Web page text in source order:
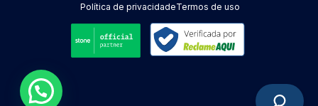
Política de privacidadeTermos de uso